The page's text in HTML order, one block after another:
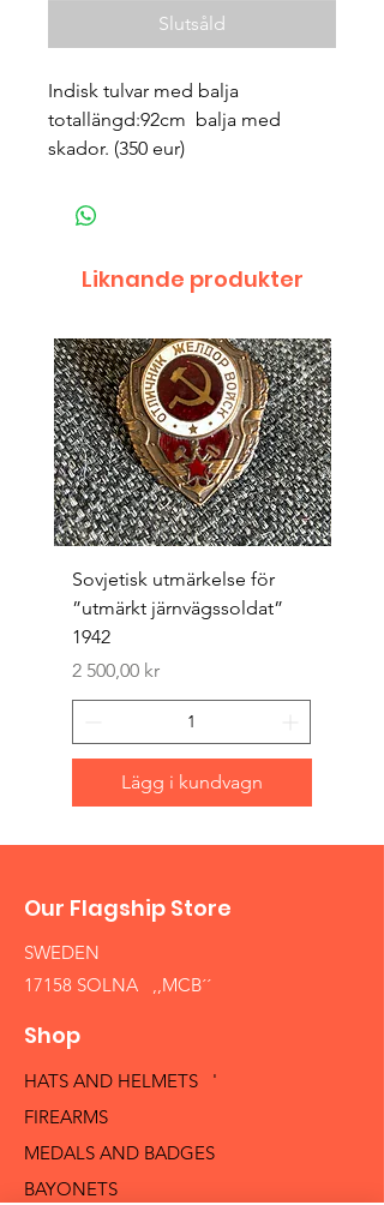
Slutsåld
Indisk tulvar med balja
totallängd:92cm  balja med
skador. (350 eur)
Liknande produkter
Sovjetisk utmärkelse för
”utmärkt järnvägssoldat”
1942
Pris
2 500,00 kr
Lägg i kundvagn
Our Flagship Store
SWEDEN
17158 SOLNA ,,MCB´´
Shop
HATS AND HELMETS '
FIREARMS
MEDALS AND BADGES
BAYONETS